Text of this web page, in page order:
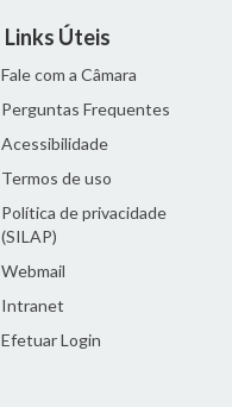
Links Úteis
Fale com a Câmara
Perguntas Frequentes
Acessibilidade
Termos de uso
Política de privacidade
(SILAP)
Webmail
Intranet
Efetuar Login